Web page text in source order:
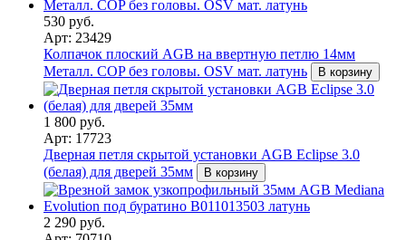
530 руб.
Арт: 23429
Колпачок плоский AGB на ввертную петлю 14мм
Металл. COP без головы. OSV мат. латунь
В корзину
1 800 руб.
Арт: 17723
Дверная петля скрытой установки AGB Eclipse 3.0
(белая) для дверей 35мм
В корзину
2 290 руб.